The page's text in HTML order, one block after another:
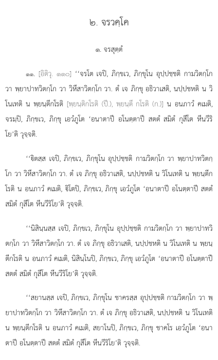
๒. จรวคฺโค
๑. จรสุตฺตํ
๑๑. [อิติวุ. ๑๑๐] ‘‘จรโต เจปิ, ภิกฺขเว, ภิกฺขุโน อุปฺปชฺชติ กามวิตกฺโก
วา พฺยาปาทวิตกฺโก วา วิหึสาวิตกฺโก วา. ตํ เจ ภิกฺขุ อธิวาเสติ, นปฺปชหติ น วิ
โนเทติ น พฺยนฺตีกโรติ [พฺยนฺติกโรติ (ปี.), พฺยนฺตึ กโรติ (ก.)] น อนภาวํ คเมติ,
จรมฺปิ, ภิกฺขเว, ภิกฺขุ เอวํภูโต ‘อนาตาปี อโนตฺตาปี สตตํ สมิตํ กุสีโต หีนวีริ
โย’ติ วุจฺจติ.
‘‘ิตสฺส เจปิ, ภิกฺขเว, ภิกฺขุโน อุปฺปชฺชติ กามวิตกฺโก วา พฺยาปาทวิตกฺ
โก วา วิหึสาวิตกฺโก วา. ตํ เจ ภิกฺขุ อธิวาเสติ, นปฺปชหติ น วิโนเทติ น พฺยนฺตีก
โรติ น อนภาวํ คเมติ, ิโตปิ, ภิกฺขเว, ภิกฺขุ เอวํภูโต ‘อนาตาปี อโนตฺตาปี สตตํ
สมิตํ กุสีโตหีนวีริโย’ติ วุจฺจติ.
‘‘นิสินฺนสฺส เจปิ, ภิกฺขเว, ภิกฺขุโน อุปฺปชฺชติ กามวิตกฺโก วา พฺยาปาทวิ
ตกฺโก วา วิหึสาวิตกฺโก วา. ตํ เจ ภิกฺขุ อธิวาเสติ, นปฺปชหติ น วิโนเทติ น พฺยนฺ
ตีกโรติ น อนภาวํ คเมติ, นิสินฺโนปิ, ภิกฺขเว, ภิกฺขุ เอวํภูโต ‘อนาตาปี อโนตฺตาปี
สตตํ สมิตํ กุสีโต หีนวีริโย’ติ วุจฺจติ.
‘‘สยานสฺส เจปิ, ภิกฺขเว, ภิกฺขุโน ชาครสฺส อุปฺปชฺชติ กามวิตกฺโก วา พฺ
ยาปาทวิตกฺโก วา วิหึสาวิตกฺโก วา. ตํ เจ ภิกฺขุ อธิวาเสติ, นปฺปชหติ น วิโนเทติ
น พฺยนฺตีกโรติ น อนภาวํ คเมติ, สยาโนปิ, ภิกฺขเว, ภิกฺขุ ชาคโร เอวํภูโต ‘อนา
ตาปี อโนตฺตาปี สตตํ สมิตํ กุสีโต หีนวีริโย’ติ วุจฺจติ.